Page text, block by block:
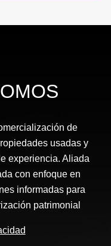
de
usadas y
experiencia. Aliada
con enfoque en
informadas para
patrimonial